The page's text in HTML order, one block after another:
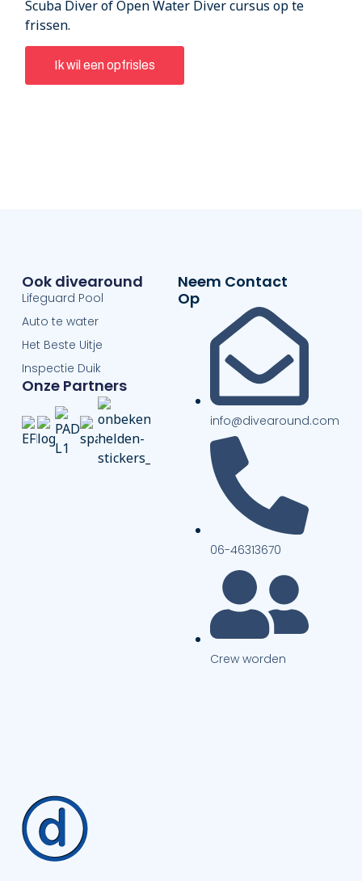
Scuba Diver of Open Water Diver cursus op te
frissen.
Ik wil een opfrisles
Ook divearound
Lifeguard Pool
Auto te water
Het Beste Uitje
Inspectie Duik
Onze Partners
Neem Contact
Op
info@divearound.com
06-46313670
Crew worden